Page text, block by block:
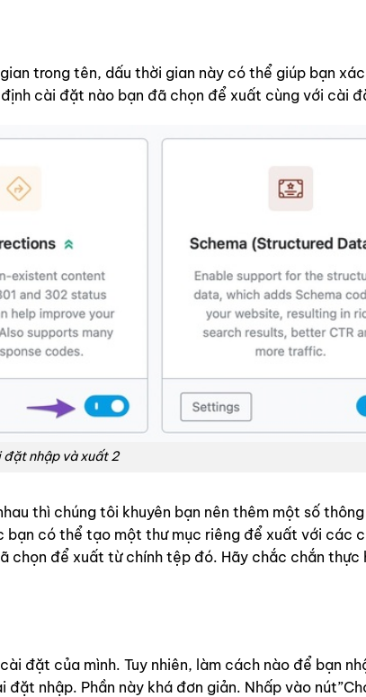
trong tên, dấu thời gian này có thể giúp bạn
cài đặt nào bạn đã chọn để xuất cùng với cài
đặt nhập và xuất 2
thì chúng tôi khuyên bạn nên thêm một số
có thể tạo một thư mục riêng để xuất với các
chọn để xuất từ ​​chính tệp đó. Hãy chắc chắn thực
đặt của mình. Tuy nhiên, làm cách nào để bạn
nhập. Phần này khá đơn giản. Nhấp vào